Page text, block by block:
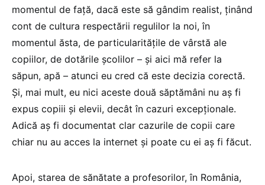
momentul de față, dacă este să gândim realist, ținând
cont de cultura respectării regulilor la noi, în
momentul ăsta, de particularitățile de vârstă ale
copiilor, de dotările școlilor – și aici mă refer la
săpun, apă – atunci eu cred că este decizia corectă.
Și, mai mult, eu nici aceste două săptămâni nu aș fi
expus copiii și elevii, decât în cazuri excepționale.
Adică aș fi documentat clar cazurile de copii care
chiar nu au acces la internet și poate cu ei aș fi făcut.
Apoi, starea de sănătate a profesorilor, în România,